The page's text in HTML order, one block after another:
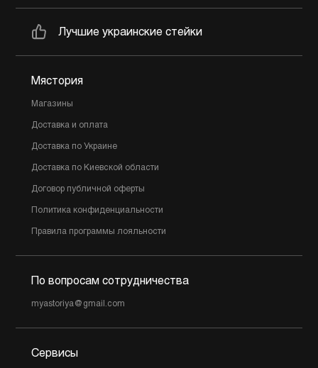
Лучшие украинские стейки
Мястория
Магазины
Доставка и оплата
Доставка по Украине
Доставка по Киевской области
Договор публичной оферты
Политика конфиденциальности
Правила программы лояльности
По вопросам сотрудничества
myastoriya@gmail.com
Сервисы